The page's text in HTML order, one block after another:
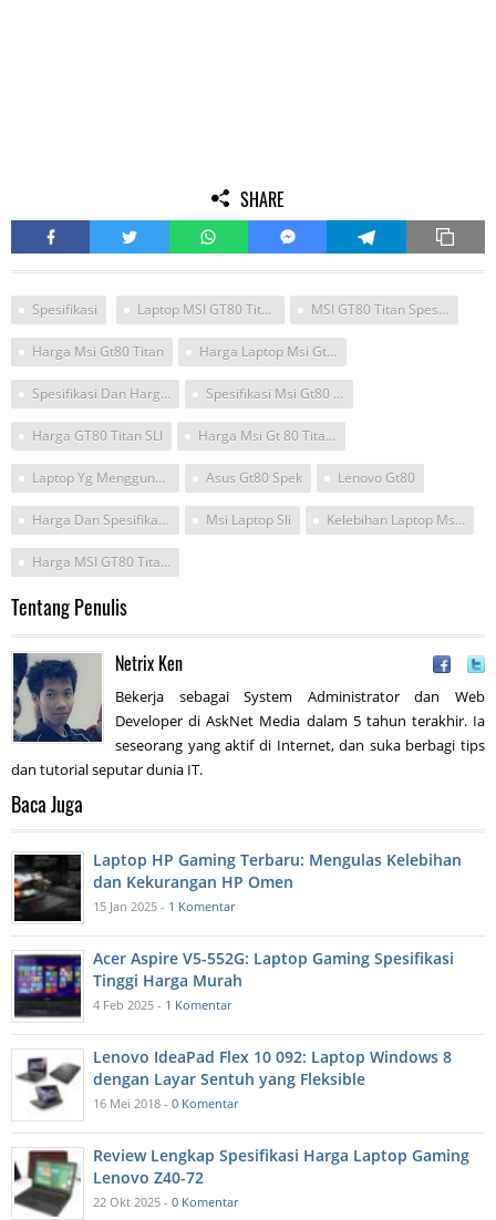
SHARE
Spesifikasi Laptop MSI GT80 Titan MSI GT80 Titan Spesifikasi Dan Harga Desember 2016
Harga Msi Gt80 Titan Harga Laptop Msi Gt80 Titan
Spesifikasi Dan Harga Msi Gt80 Titan SLI Spesifikasi Msi Gt80 Titan
Harga GT80 Titan SLI Harga Msi Gt 80 Titan Sli Di Indonesia
Laptop Yg Menggunakan Msi Asus Gt80 Spek Lenovo Gt80
Harga Dan Spesifikasi Msi Gt80 Msi Laptop Sli Kelebihan Laptop Msi Titan
Harga MSI GT80 Titan SLI
Tentang Penulis
Netrix Ken
Bekerja sebagai System Administrator dan Web
Developer di AskNet Media dalam 5 tahun terakhir. Ia
seseorang yang aktif di Internet, dan suka berbagi tips
dan tutorial seputar dunia IT.
Baca Juga
Laptop HP Gaming Terbaru: Mengulas Kelebihan
dan Kekurangan HP Omen
15 Jan 2025 - 1 Komentar
Acer Aspire V5-552G: Laptop Gaming Spesifikasi
Tinggi Harga Murah
4 Feb 2025 - 1 Komentar
Lenovo IdeaPad Flex 10 092: Laptop Windows 8
dengan Layar Sentuh yang Fleksible
16 Mei 2018 - 0 Komentar
Review Lengkap Spesifikasi Harga Laptop Gaming
Lenovo Z40-72
22 Okt 2025 - 0 Komentar